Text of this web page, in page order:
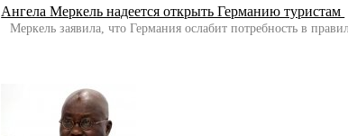
Ангела Меркель надеется открыть Германию туристам
Меркель заявила, что Германия ослабит потребность в